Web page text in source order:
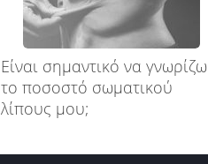
Είναι σημαντικό να γνωρίζω
το ποσοστό σωματικού
λίπους μου;